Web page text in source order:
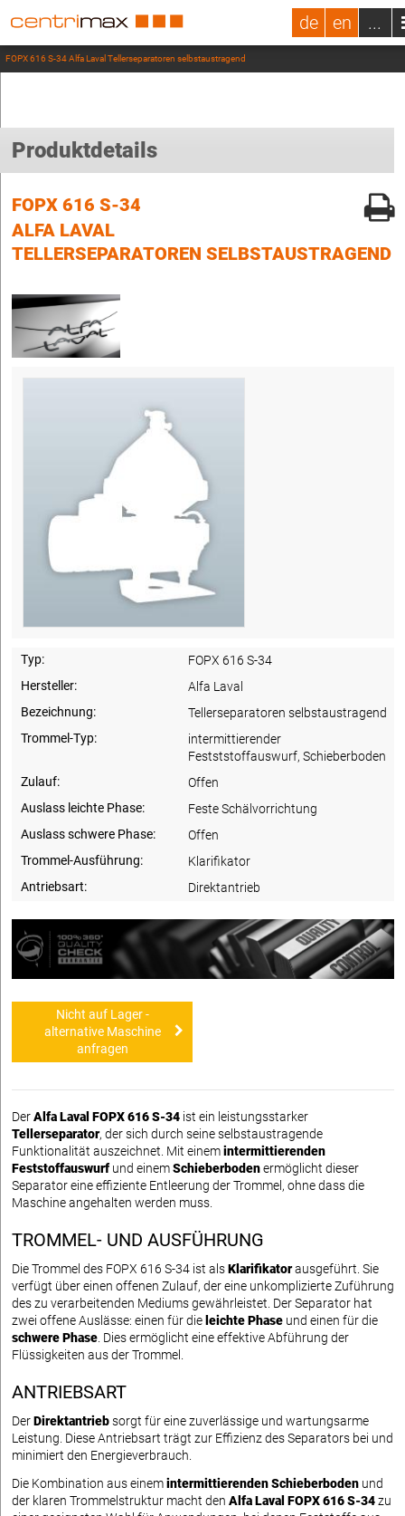
de en ...
FOPX 616 S-34 Alfa Laval Tellerseparatoren selbstaustragend
Produktdetails
FOPX 616 S-34
ALFA LAVAL
TELLERSEPARATOREN SELBSTAUSTRAGEND
Typ:
FOPX 616 S-34
Hersteller:
Alfa Laval
Bezeichnung:
Tellerseparatoren selbstaustragend
Trommel-Typ:
intermittierender
Festststoffauswurf, Schieberboden
Zulauf:
Offen
Auslass leichte Phase:
Feste Schälvorrichtung
Auslass schwere Phase:
Offen
Trommel-Ausführung:
Klarifikator
Antriebsart:
Direktantrieb
Nicht auf Lager -
alternative Maschine
anfragen
DerAlfa Laval FOPX 616 S-34 ist ein leistungsstarker
Tellerseparator, der sich durch seine selbstaustragende
Funktionalität auszeichnet. Mit einemintermittierenden
Feststoffauswurf und einemSchieberbodenermöglicht dieser
Separator eine effiziente Entleerung der Trommel, ohne dass die
Maschine angehalten werden muss.
TROMMEL- UND AUSFÜHRUNG
Die Trommel des FOPX 616 S-34 ist alsKlarifikatorausgeführt. Sie
verfügt über einen offenen Zulauf, der eine unkomplizierte Zuführung
des zu verarbeitenden Mediums gewährleistet. Der Separator hat
zwei offene Auslässe: einen für die leichte Phase und einen für die
schwere Phase. Dies ermöglicht eine effektive Abführung der
Flüssigkeiten aus der Trommel.
ANTRIEBSART
DerDirektantriebsorgt für eine zuverlässige und wartungsarme
Leistung. Diese Antriebsart trägt zur Effizienz des Separators bei und
minimiert den Energieverbrauch.
Die Kombination aus einemintermittierenden Schieberboden und
der klaren Trommelstruktur macht den Alfa Laval FOPX 616 S-34zu